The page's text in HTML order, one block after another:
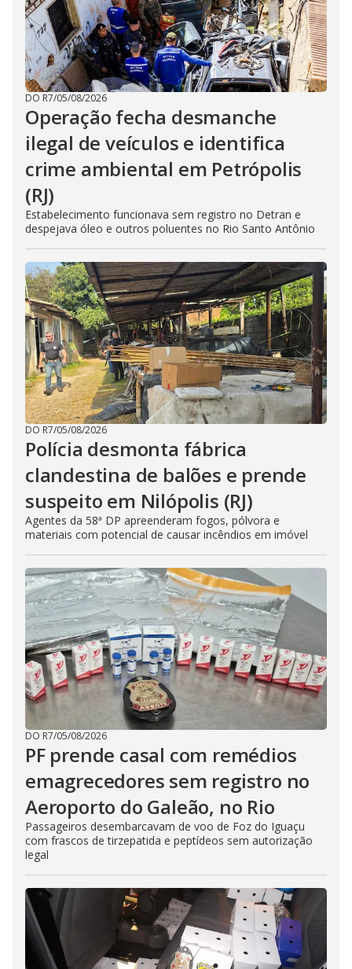
DO R7/05/08/2026
Operação fecha desmanche
ilegal de veículos e identifica
crime ambiental em Petrópolis
(RJ)
Estabelecimento funcionava sem registro no Detran e
despejava óleo e outros poluentes no Rio Santo Antônio
DO R7/05/08/2026
Polícia desmonta fábrica
clandestina de balões e prende
suspeito em Nilópolis (RJ)
Agentes da 58ª DP apreenderam fogos, pólvora e
materiais com potencial de causar incêndios em imóvel
DO R7/05/08/2026
PF prende casal com remédios
emagrecedores sem registro no
Aeroporto do Galeão, no Rio
Passageiros desembarcavam de voo de Foz do Iguaçu
com frascos de tirzepatida e peptídeos sem autorização
legal